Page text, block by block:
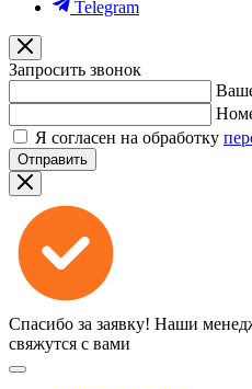
Telegram
Запросить звонок
Я согласен на обработку
Отправить
Спасибо за заявку! Наши
свяжутся с вами